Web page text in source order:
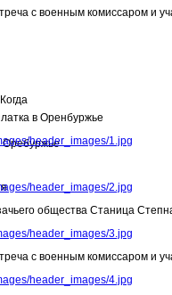
с военным комиссаром и
Оребуржье
в Оренбуржье
header_images/1.jpg
header_images/2.jpg
общества Станица
header_images/3.jpg
с военным комиссаром и
header_images/4.jpg